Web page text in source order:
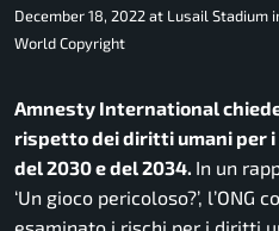
December 18, 2022 at Lusail Stadium
World Copyright
Amnesty International
rispetto dei diritti umani per
del 2030 e del 2034. In un
‘Un gioco pericoloso?’, l’ONG